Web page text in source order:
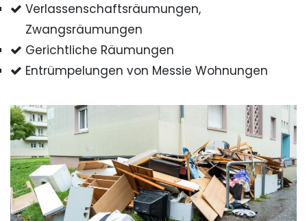
Verlassenschaftsräumungen,
Zwangsräumungen
Gerichtliche Räumungen
Entrümpelungen von Messie Wohnungen